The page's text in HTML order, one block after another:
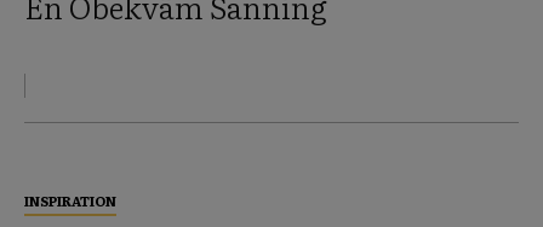
INSPIRATION